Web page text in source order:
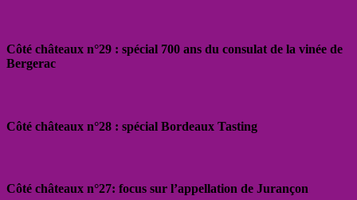
Côté châteaux n°29 : spécial 700 ans du consulat de la vinée de
Bergerac
Côté châteaux n°28 : spécial Bordeaux Tasting
Côté châteaux n°27: focus sur l’appellation de Jurançon